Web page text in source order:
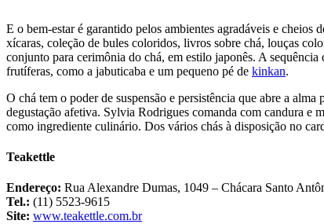
E o bem-estar é garantido pelos ambientes agradáveis e cheios
xícaras, coleção de bules coloridos, livros sobre chá, louças
conjunto para cerimônia do chá, em estilo japonês. A
frutíferas, como a jabuticaba e um pequeno pé de kinkan.
O chá tem o poder de suspensão e persistência que abre a
degustação afetiva. Sylvia Rodrigues comanda com candura e
como ingrediente culinário. Dos vários chás à disposição no
Teakettle
Endereço: Rua Alexandre Dumas, 1049 – Chácara Santo
Tel.: (11) 5523-9615
Site: www.teakettle.com.br